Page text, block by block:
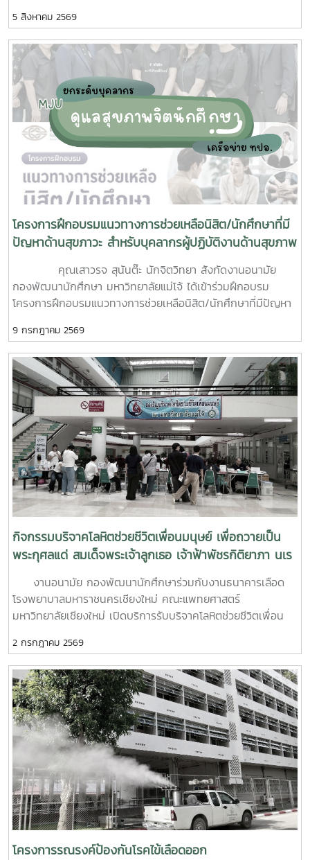
นักศึกษาจิตอาสา ร่วมกันสำรวจทำลายแหล่งเพาะพันธุ์ยุงลาย
บริเวณ บ้านพักบุคลากร แฟลต และบริเวณพื้นที่่โดยรอบ
มหาวิทยาลัยแม่โจ้ ทั้งนี้ได้รับความอนุเคราะห์รถรับนักศึกษาจาก
กองกายภาพและสิ่งแวดล้อม
5 สิงหาคม 2569
โครงการฝึกอบรมแนวทางการช่วยเหลือนิสิต/นักศึกษาที่มี
ปัญหาด้านสุขภาวะ สำหรับบุคลากรผู้ปฏิบัติงานด้านสุขภาพ
คุณเสาวรจ สุนันต๊ะ นักจิตวิทยา สังกัดงานอนามัย
กองพัฒนานักศึกษา มหาวิทยาลัยแม่โจ้ ได้เข้าร่วมฝึกอบรม
โครงการฝึกอบรมแนวทางการช่วยเหลือนิสิต/นักศึกษาที่มีปัญหา
ที่ 6–7 กรกฎาคม 2569 ณ ห้องบรรยาย ชั้น 1 กองพัฒนานิสิต
อาคารระพีสาคริก มหาวิทยาลัยเกษตรศาสตร์ โดยมีผู้บริหารและ
บุคลากรจากทั้งเครือข่าย ทปอ. และเครือข่ายสมาคมอุดมศึกษา
เอกชนแห่งประเทศไทย (สสอท.) การอบรมครั้งนี้มุ่งเน้นการ
พัฒนาองค์ความรู้และทักษะที่จำเป็นในการดูแลนิสิตนักศึกษา
ครอบคลุมตั้งแต่:ความรู้พื้นฐานด้านสุขภาพจิต: เรียนรู้แนวโน้ม
ปัญหา และปัจจัยเสี่ยงต่าง ๆ การคัดกรองและประเมินสุขภาพจิต
เบื้องต้น: ด้วยเครื่องมือมาตรฐาน เช่น DASS-21, PHQ-9 และ
ST-5 ทักษะการให้คำปรึกษาเบื้องต้น: อาทิ การฟังอย่างตั้งรับ
(Active Listening), ความเข้าใจใส่ใจ (Empathy) และการ
ปฐมพยาบาลทางจิตใจ (Psychological First Aid: PFA)
นอกจากนี้ ยังมีการเรียนรู้ระบบการดูแลและการส่งต่อกรณีฉุกเฉิน
การทำงานร่วมกับผู้เชี่ยวชาญทางการแพทย์ ตลอดจนการติดตาม
ดูแลนิสิตอย่างต่อเนื่องสำหรับวันที่สองของการอบรม มุ่งเน้นการ
ตัวตาย การทำร้ายตนเอง ความรุนแรง และการกลั่นแกล้งทาง
ไซเบอร์ (Cyberbullying) รวมถึงการออกแบบกิจกรรมเชิง
ป้องกันเพื่อสร้างความยืดหยุ่นทางใจ (Resilience) และพื้นที่
การอบรมยังให้ความสำคัญกับการดูแลสุขภาพจิตของบุคลากรผู้
ปฏิบัติงาน โดยเฉพาะการป้องกันภาวะหมดไฟ (Burnout) การ
พัฒนาทักษะการเมตตาต่อตนเอง (Self-Compassion) พร้อม
เปิดเวที "Mental Health Talk" เพื่อแลกเปลี่ยนประสบการณ์
สะท้อนปัญหา และร่วมหาแนวทางพัฒนางานด้านสุขภาวะใน
สถาบันอุดมศึกษา โครงการนี้ถือเป็นอีกหนึ่งกลไกสำคัญในการขับ
เคลื่อน “ระบบนิเวศสุขภาวะนิสิต” ของมหาวิทยาลัยไทย ที่มุ่งสร้าง
บุคลากรผู้ดูแลนิสิตให้มีความพร้อมทั้งด้านความรู้ ทักษะ และหัวใจ
ที่เข้าใจ เพื่อให้นิสิตทุกคนสามารถเรียนรู้และใช้ชีวิตในรั้ว
มหาวิทยาลัยได้อย่างมีความสุขและยั่งยืน ทั้งนี้ โครงการดังกล่าว
ได้รับงบประมาณสนับสนุนจากที่ประชุมอธิการบดีแห่งประเทศไทย
เอื้อเฟื้อสถานที่โดยมหาวิทยาลัยเกษตรศาสตร์
9 กรกฎาคม 2569
กิจกรรมบริจาคโลหิตช่วยชีวิตเพื่อนมนุษย์ เพื่อถวายเป็น
พระกุศลแด่ สมเด็จพระเจ้าลูกเธอ เจ้าฟ้าพัชรกิติยาภา นเร
นทิราเทพยวดี กรมหลวงราช สาริณีสิริพัชร มหาวัชรราช
ธิดางานอนามัย กองพัฒนานักศึกษาร่วมกับงานธนาคารเลือด
โรงพยาบาลมหาราชนครเชียงใหม่ คณะแพทยศาสตร์
มหาวิทยาลัยเชียงใหม่ เปิดบริการรับบริจาคโลหิตช่วยชีวิตเพื่อน
รกิติยาภา นเรนทิราเทพยวดี กรมหลวงราช สาริณีสิริพัชร มหา
วัชรราชธิดา ในวันที่ 1 และ 2 กรกฎาคม 2569 เวลา 09.00 –
14.00 น. ณ ลานอนันต์ ปัญญาวีร์ อาคารอำนวย ยศสุข
นักศึกษาที่เข้าร่วมบริจาคจะได้ชั่วโมงกิจกรรมด้านจิตอาสา ครั้งละ
8 ชั่วโมง- วันที่ 1กรกฏาคม 2569 มีผู้ประสงค์บริจาคโลหิต
จำนวน 91 คน ผ่านเกณฑ์สามารถบริจาคโลหิตได้ จำนวน 41 คน
( 18,450 CC.) - วันที่ 2 กรกฏาคม 2569 มีผู้ประสงค์บริจาค
โลหิต จำนวน 125 คน ผ่านเกณฑ์สามารถบริจาคโลหิตได้ จำนวน
72 คน (32,400 CC.)
2 กรกฎาคม 2569
โครงการรณรงค์ป้องกันโรคไข้เลือดออก